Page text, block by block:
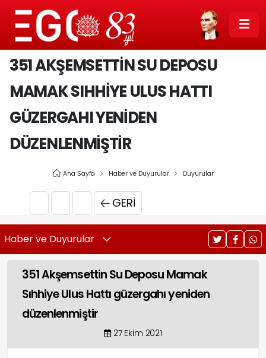
351 AKŞEMSETTIN SU DEPOSU
MAMAK SIHHIYE ULUS HATTI
GÜZERGAHI YENIDEN
DÜZENLENMIŞTIR
Ana Sayfa Haber ve Duyurular Duyurular
GERI
Haber ve Duyurular
351 Akşemsettin Su Deposu Mamak
Sıhhiye Ulus Hattı güzergahı yeniden
düzenlenmiştir
27 Ekim 2021